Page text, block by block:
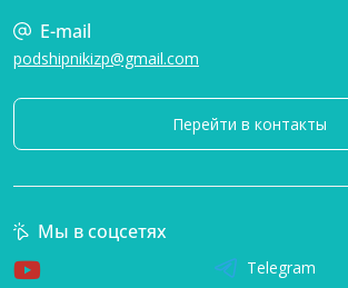
E-mail
podshipnikizp@gmail.com
Перейти в контакты
Мы в соцсетях
Telegram